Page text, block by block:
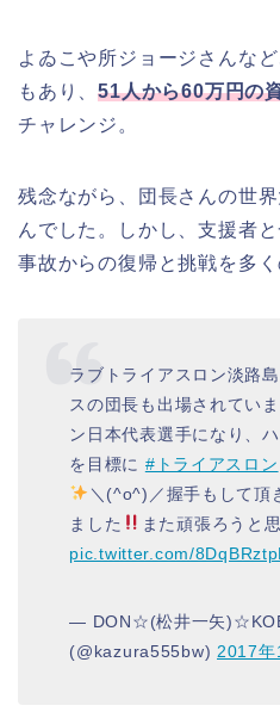
よゐこや所ジョージさんな
もあり、51人から60万円の
チャレンジ。
残念ながら、団長さんの世
んでした。しかし、支援者
事故からの復帰と挑戦を多
ラブトライアスロン淡路
スの団長も出場されてい
ン日本代表選手になり、
を目標に #トライアスロン
＼(^o^)／握手もして頂
ました
また頑張ろうと
pic.twitter.com/
— DON☆(松井一矢
(@kazura555bw) 2017年